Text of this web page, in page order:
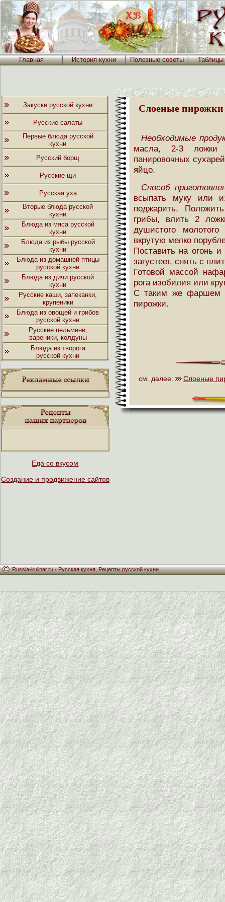
Главная История кухни Полезные советы
Закуски русской кухни
Русские салаты
Первые блюда русской
кухни
Русский борщ
Русские щи
Русская уха
Вторые блюда русской
кухни
Блюда из мяса русской
кухни
Блюда из рыбы русской
кухни
Блюда из домашней птицы
русской кухни
Блюда из дичи русской
кухни
Русские каши, запеканки,
крупеники
Блюда из овощей и грибов
русской кухни
Русские пельмени,
вареники, колдуны
Блюда из творога
русской кухни
Еда со вкусом
Создание и продвижение сайтов
Слоеные
Необходимые
масла, 2-3
панировочных
яйцо.
Способ
всыпать муку или
поджарить.
грибы, влить 2
душистого
вкрутую мелко
Поставить на огонь
загустеет, снять с
Готовой массой
рога изобилия или
С таким же фаршем
пирожки.
см. далее: Слоеные
Russia-kulinar.ru -Русская кухня,Рецепты русской кухни